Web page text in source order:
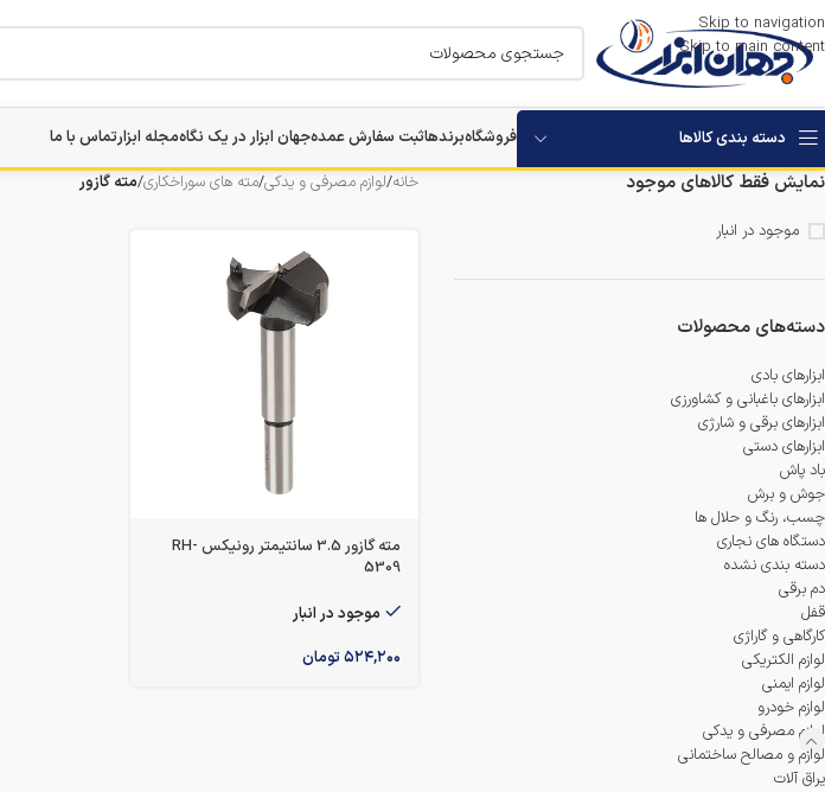
Skip to navigation
Skip to main content
دسته بندی کالاها
مرمر بر
دستگاه های تخریب
دستگاه های سوراخکاری
دستگاه ویبراتور بتن
دمنده و مکنده
شستشو و نظافت
شیار کن
هویه برقی
فروشگاهبرندهاثبت سفارش عمدهجهان ابزار در یک نگاهمجله ابزارتماس با ما
نمایش فقط کالاهای موجود
موجود در انبار
دسته‌های محصولات
ابزارهای بادی
ابزارهای باغبانی و کشاورزی
ابزارهای برقی و شارژی
ابزارهای دستی
باد پاش
جوش و برش
چسب، رنگ و حلال ها
دستگاه های نجاری
دسته بندی نشده
دم برقی
قفل
کارگاهی و گاراژی
لوازم الکتریکی
لوازم ایمنی
لوازم خودرو
لوازم مصرفی و یدکی
لوازم و مصالح ساختمانی
یراق آلات
خانه/لوازم مصرفی و یدکی/مته های سوراخکاری/مته گازور
مته گازور 3.5 سانتیمتر رونیکس RH-
5309
موجود در انبار
۵۲۴,۲۰۰تومان